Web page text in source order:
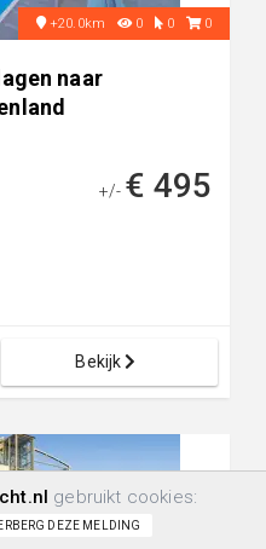
+20.0km 0 0 0
naar
+/- € 495
Bekijk
gebruikt cookies:
DEZE MELDING